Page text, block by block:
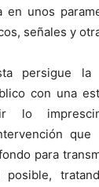
en unos
señales y
persigue
con una
lo
para
posible,